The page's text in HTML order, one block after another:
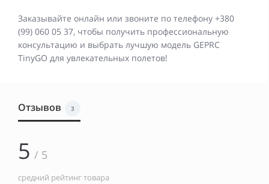
Заказывайте онлайн или звоните по телефону +380
(99) 060 05 37, чтобы получить профессиональную
консультацию и выбрать лучшую модель GEPRC
TinyGO для увлекательных полетов!
Отзывов 3
5 / 5
средний рейтинг товара